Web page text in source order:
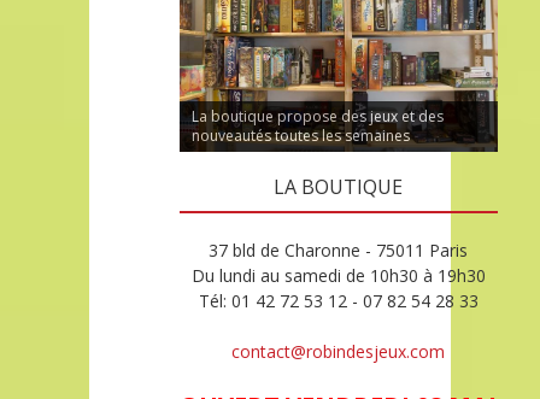
La boutique propose des jeux et des
nouveautés toutes les semaines
LA BOUTIQUE
37 bld de Charonne - 75011 Paris
Du lundi au samedi de 10h30 à 19h30
Tél: 01 42 72 53 12 - 07 82 54 28 33
contact@robindesjeux.com